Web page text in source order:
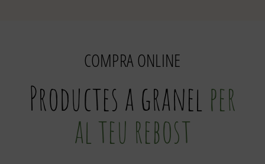
COMPRA ONLINE
Productes a granel per
al teu rebost